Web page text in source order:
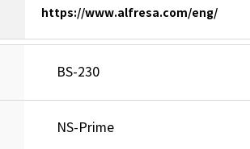
https://www.alfresa.com/eng/
BS-230
NS-Prime